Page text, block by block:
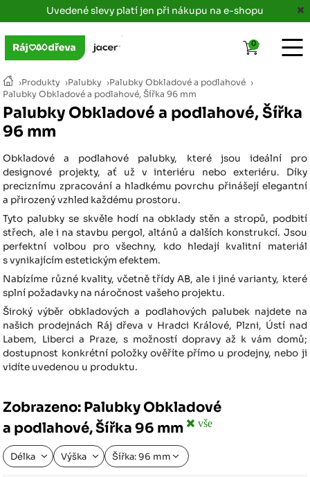
Uvedené slevy platí jen při nákupu na e-shopu
›Produkty ›Palubky ›Palubky Obkladové a podlahové ›
Palubky Obkladové a podlahové, Šířka 96 mm
Palubky Obkladové a podlahové, Šířka
96 mm
Obkladové a podlahové palubky, které jsou ideální pro
designové projekty, ať už v interiéru nebo exteriéru. Díky
preciznímu zpracování a hladkému povrchu přinášejí elegantní
a přirozený vzhled každému prostoru.
Tyto palubky se skvěle hodí na obklady stěn a stropů, podbití
střech, ale i na stavbu pergol, altánů a dalších konstrukcí. Jsou
perfektní volbou pro všechny, kdo hledají kvalitní materiál
s vynikajícím estetickým efektem.
Nabízíme různé kvality, včetně třídy AB, ale i jiné varianty, které
splní požadavky na náročnost vašeho projektu.
Široký výběr obkladových a podlahových palubek najdete na
našich prodejnách Ráj dřeva v Hradci Králové, Plzni, Ústí nad
Labem, Liberci a Praze, s možností dopravy až k vám domů;
dostupnost konkrétní položky ověříte přímo u prodejny, nebo ji
vidíte uvedenou u produktu.
Zobrazeno: Palubky Obkladové
a podlahové, Šířka 96 mm
vše
Délka Výška Šířka: 96 mm
0